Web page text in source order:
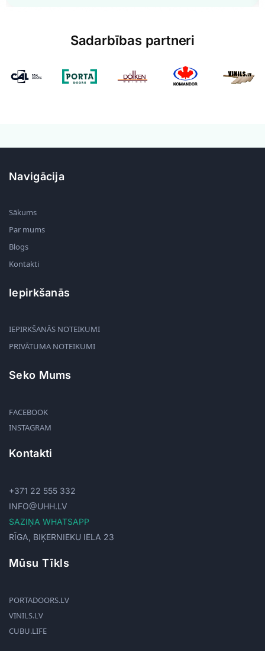
Sadarbības partneri
Navigācija
Sākums
Par mums
Blogs
Kontakti
Iepirkšanās
IEPIRKŠANĀS NOTEIKUMI
PRIVĀTUMA NOTEIKUMI
Seko Mums
FACEBOOK
INSTAGRAM
Kontakti
+371 22 555 332
INFO@UHH.LV
SAZIŅA WHATSAPP
RĪGA, BIĶERNIEKU IELA 23
Mūsu Tīkls
PORTADOORS.LV
VINILS.LV
CUBU.LIFE